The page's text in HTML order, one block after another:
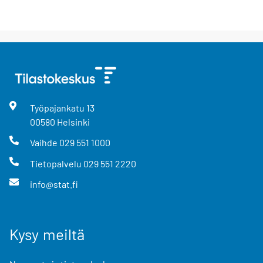
Työpajankatu 13
00580 Helsinki
Vaihde 029 551 1000
Tietopalvelu 029 551 2220
info@stat.fi
Kysy meiltä